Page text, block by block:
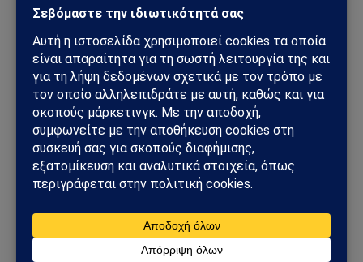
Βρετανία: Πακιστανικής καταγωγής άνδρας